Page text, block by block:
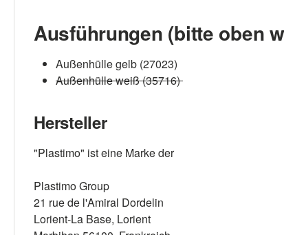
Ausführungen (bitte oben
Außenhülle gelb (27023)
Außenhülle weiß (35716)
Hersteller
"Plastimo" ist eine Marke der
Plastimo Group
21 rue de l'Amiral Dordelin
Lorient-La Base, Lorient